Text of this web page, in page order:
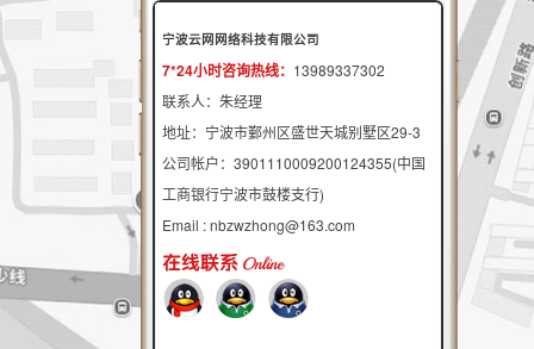
宁波云网网络科技有限公司
7*24小时咨询热线： 13989337302
联系人：朱经理
地址：宁波市鄞州区盛世天城别墅区29-3
公司帐户：3901110009200124355(中国
工商银行宁波市鼓楼支行)
Email : nbzwzhong@163.com